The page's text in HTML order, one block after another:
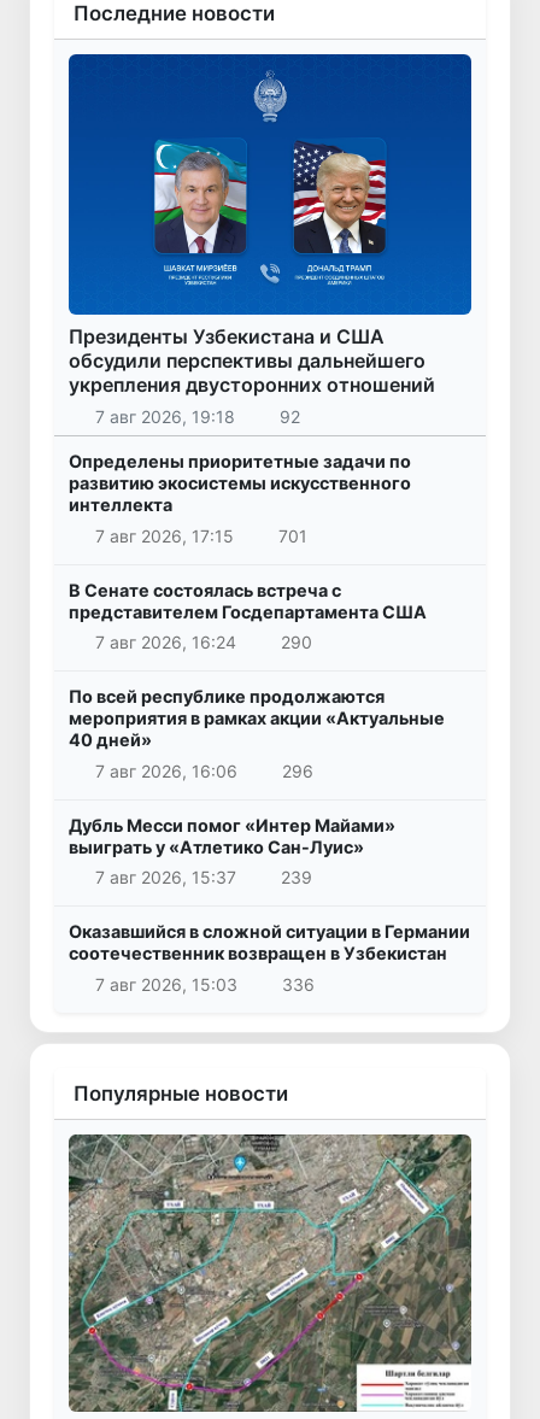
Последние новости
Президенты Узбекистана и США
обсудили перспективы дальнейшего
укрепления двусторонних отношений
7 авг 2026, 19:18 92
Определены приоритетные задачи по
развитию экосистемы искусственного
интеллекта
7 авг 2026, 17:15
701
В Сенате состоялась встреча с
представителем Госдепартамента США
7 авг 2026, 16:24
290
По всей республике продолжаются
мероприятия в рамках акции «Актуальные
40 дней»
7 авг 2026, 16:06
296
Дубль Месси помог «Интер Майами»
выиграть у «Атлетико Сан-Луис»
7 авг 2026, 15:37
239
Оказавшийся в сложной ситуации в Германии
соотечественник возвращен в Узбекистан
7 авг 2026, 15:03
336
Популярные новости